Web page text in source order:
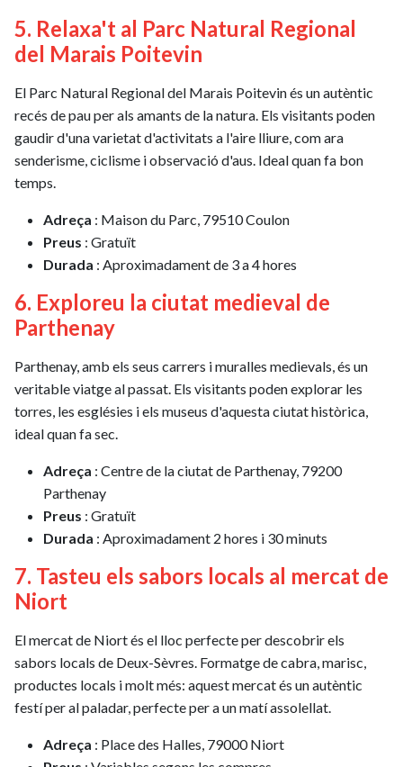
5. Relaxa't al Parc Natural Regional
del Marais Poitevin
El Parc Natural Regional del Marais Poitevin és un autèntic
recés de pau per als amants de la natura. Els visitants poden
gaudir d'una varietat d'activitats a l'aire lliure, com ara
senderisme, ciclisme i observació d'aus. Ideal quan fa bon
temps.
Adreça : Maison du Parc, 79510 Coulon
Preus : Gratuït
Durada : Aproximadament de 3 a 4 hores
6. Exploreu la ciutat medieval de
Parthenay
Parthenay, amb els seus carrers i muralles medievals, és un
veritable viatge al passat. Els visitants poden explorar les
torres, les esglésies i els museus d'aquesta ciutat històrica,
ideal quan fa sec.
Adreça : Centre de la ciutat de Parthenay, 79200
Parthenay
Preus : Gratuït
Durada : Aproximadament 2 hores i 30 minuts
7. Tasteu els sabors locals al mercat de
Niort
El mercat de Niort és el lloc perfecte per descobrir els
sabors locals de Deux-Sèvres. Formatge de cabra, marisc,
productes locals i molt més: aquest mercat és un autèntic
festí per al paladar, perfecte per a un matí assolellat.
Adreça : Place des Halles, 79000 Niort